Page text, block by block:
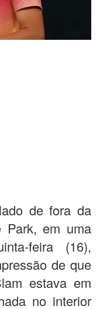
de fora da
Park, em uma
feira (16),
de que
estava em
no interior